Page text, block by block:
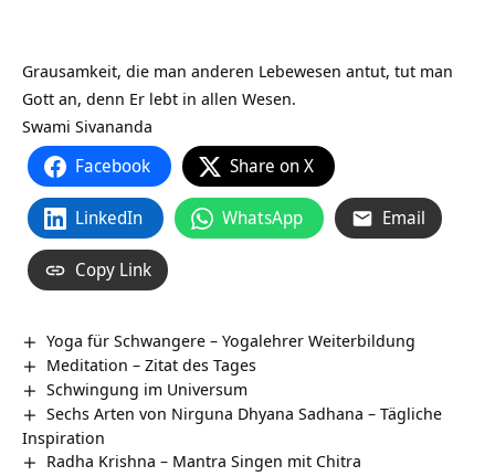
Grausamkeit, die man anderen Lebewesen antut, tut man
Gott an, denn Er lebt in allen Wesen.
Swami Sivananda
Facebook Share on X
LinkedIn WhatsApp Email
Copy Link
Yoga für Schwangere – Yogalehrer Weiterbildung
Meditation – Zitat des Tages
Schwingung im Universum
Sechs Arten von Nirguna Dhyana Sadhana – Tägliche
Inspiration
Radha Krishna – Mantra Singen mit Chitra